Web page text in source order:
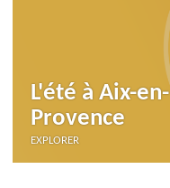
L'été à Aix-en-
Provence
EXPLORER